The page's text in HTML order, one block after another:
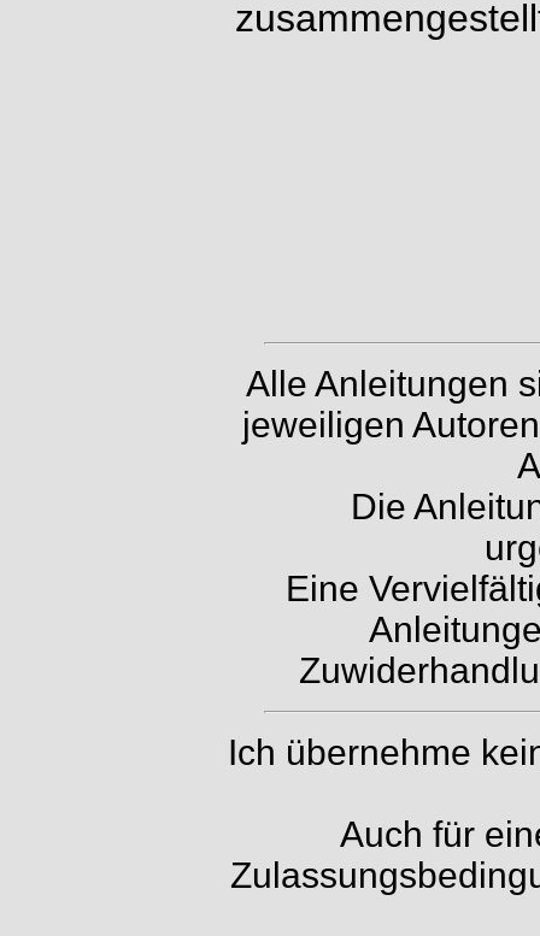
Alle Anleitungen
jeweiligen
Die
Eine
Ich übernehme
Auch für